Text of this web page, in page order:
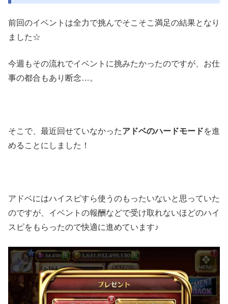
前回のイベントは全力で挑んでそこそこ満足の結果となり
ました☆
今週もその流れでイベントに挑みたかったのですが、お仕
事の都合もあり断念…。
そこで、最近回せていなかったアドベのハードモードを進
めることにしました！
アドベにはハイスピすら使うのもったいないと思っていた
のですが、イベントの報酬などで受け取れないほどのハイ
スピをもらったので快適に進めています♪